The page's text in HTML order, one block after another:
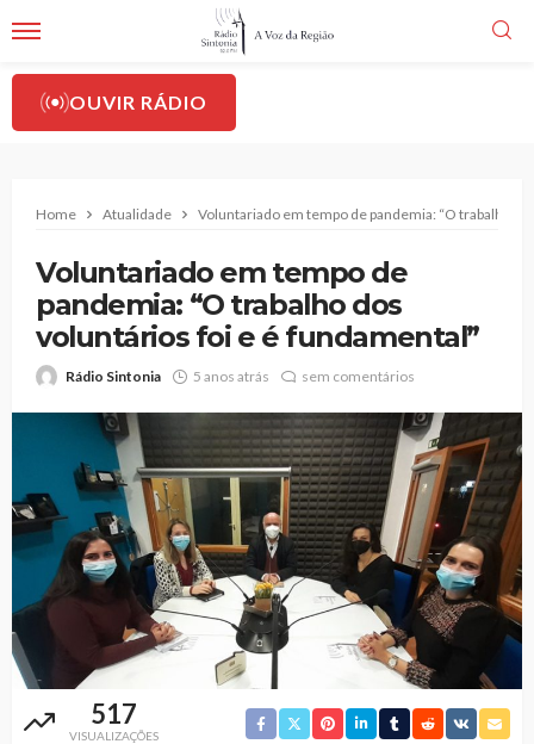
OUVIR RÁDIO
Home Atualidade Voluntariado em tempo de pandemia: “O trabalho
Voluntariado em tempo de
pandemia: “O trabalho dos
voluntários foi e é fundamental”
Rádio Sintonia 5 anos atrás sem comentários
517
VISUALIZAÇÕES